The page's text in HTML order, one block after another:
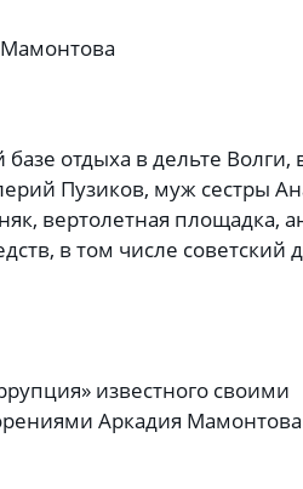
отдыха в дельте Волги,
Пузиков, муж сестры
вертолетная площадка,
в том числе советский
известного своими
Аркадия